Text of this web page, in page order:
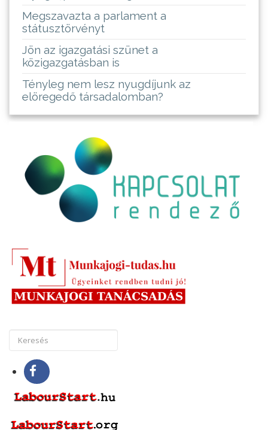
Megszavazta a parlament a
státusztörvényt
Jön az igazgatási szünet a
közigazgatásban is
Tényleg nem lesz nyugdíjunk az
elöregedő társadalomban?